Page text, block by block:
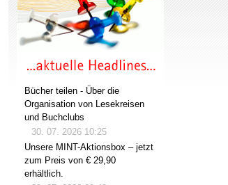
Bücher teilen - Über die
Organisation von Lesekreisen
und Buchclubs
30. 07. 2026 10:25
Unsere MINT-Aktionsbox – jetzt
zum Preis von € 29,90
erhältlich.